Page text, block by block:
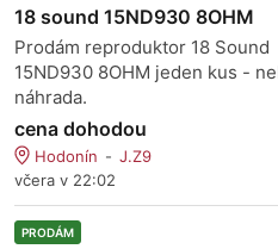
18 sound 15ND930 8OHM
Prodám reproduktor 18 Sound
15ND930 8OHM jeden kus -
náhrada.
cena dohodou
Hodonín
J.Z9
včera v 22:02
PRODÁM